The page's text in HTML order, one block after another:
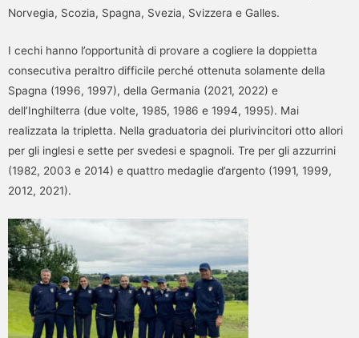
Norvegia, Scozia, Spagna, Svezia, Svizzera e Galles.
I cechi hanno l’opportunità di provare a cogliere la doppietta
consecutiva peraltro difficile perché ottenuta solamente della
Spagna (1996, 1997), della Germania (2021, 2022) e
dell’Inghilterra (due volte, 1985, 1986 e 1994, 1995). Mai
realizzata la tripletta. Nella graduatoria dei plurivincitori otto allori
per gli inglesi e sette per svedesi e spagnoli. Tre per gli azzurrini
(1982, 2003 e 2014) e quattro medaglie d’argento (1991, 1999,
2012, 2021).